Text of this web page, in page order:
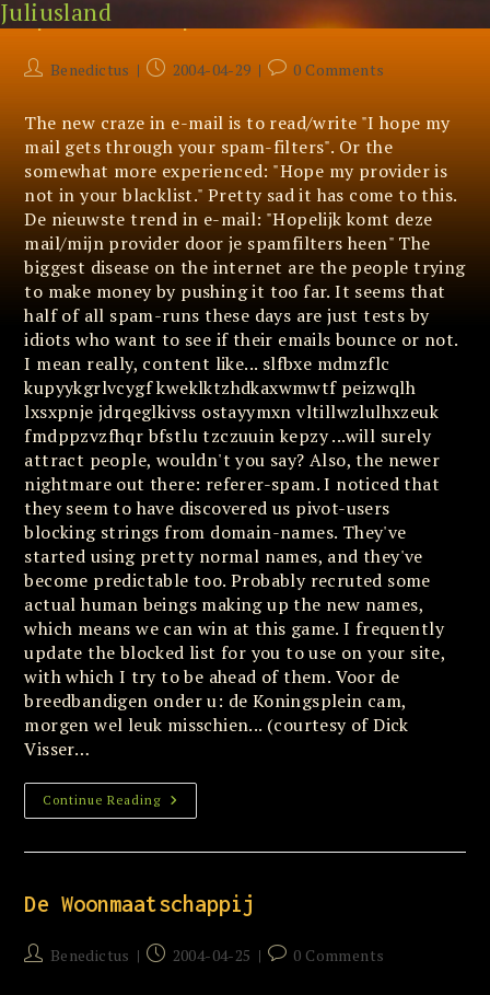
Skip
to
Juliusland
Spamfilter Hope
PostBenedictus
Post2004-04-29
Post0 Comments
The new craze in e-mail is to read/write "I hope my
mail gets through your spam-filters". Or the
somewhat more experienced: "Hope my provider is
not in your blacklist." Pretty sad it has come to this.
De nieuwste trend in e-mail: "Hopelijk komt deze
mail/mijn provider door je spamfilters heen" The
biggest disease on the internet are the people trying
to make money by pushing it too far. It seems that
half of all spam-runs these days are just tests by
idiots who want to see if their emails bounce or not.
I mean really, content like... slfbxe mdmzflc
kupyykgrlvcygf kweklktzhdkaxwmwtf peizwqlh
lxsxpnje jdrqeglkivss ostayymxn vltillwzlulhxzeuk
fmdppzvzfhqr bfstlu tzczuuin kepzy ...will surely
attract people, wouldn't you say? Also, the newer
nightmare out there: referer-spam. I noticed that
they seem to have discovered us pivot-users
blocking strings from domain-names. They've
started using pretty normal names, and they've
become predictable too. Probably recruted some
actual human beings making up the new names,
which means we can win at this game. I frequently
update the blocked list for you to use on your site,
with which I try to be ahead of them. Voor de
breedbandigen onder u: de Koningsplein cam,
morgen wel leuk misschien... (courtesy of Dick
Visser…
Continue ReadingSpamfilter
Hope
De Woonmaatschappij
PostBenedictus
Post2004-04-25
Post0 Comments